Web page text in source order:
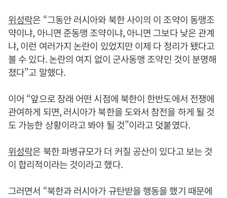
위성락은 “그동안 러시아와 북한 사이의 이 조약이 동맹조
약이냐, 아니면 준동맹 조약이냐, 아니면 그보다 낮은 관계
냐, 이런 여러가지 논란이 있었지만 이제 다 정리가 됐다고
볼 수 있다. 논란의 여지 없이 군사동맹 조약인 것이 분명해
졌다”고 말했다.
이어 “앞으로 장래 어떤 시점에 북한이 한반도에서 전쟁에
관여하게 되면, 러시아가 북한을 도와서 참전을 하게 될 것
도 가능한 상황이라고 봐야 될 것”이라고 덧붙였다.
위성락은 북한 파병규모가 더 커질 공산이 있다고 보는 것
이 합리적이라는 것이라고 했다.
그러면서 “북한과 러시아가 규탄받을 행동을 했기 때문에